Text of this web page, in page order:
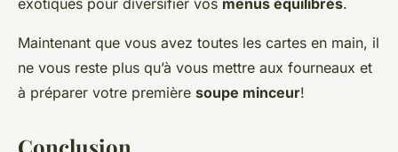
Maintenant que vous avez toutes les cartes en main, il
ne vous reste plus qu’à vous mettre aux fourneaux et
à préparer votre première soupe minceur!